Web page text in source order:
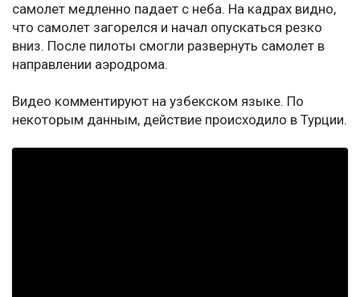
самолет медленно падает с неба. На кадрах видно,
что самолет загорелся и начал опускаться резко
вниз. После пилоты смогли развернуть самолет в
направлении аэродрома.
Видео комментируют на узбекском языке. По
некоторым данным, действие происходило в Турции.